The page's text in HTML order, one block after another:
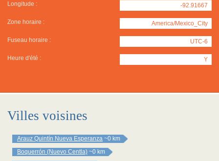
Longitude : -92.91667
Zone horaire : America/Mexico_City
Fuseau horaire : UTC-6
Heure d'été : Y
Villes voisines
Arauz Quintín Nueva Esperanza ~0 km
Boquerrón (Nuevo Centla) ~0 km